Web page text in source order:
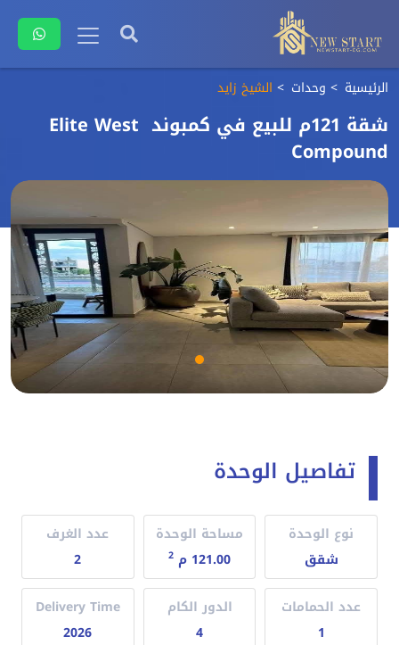
الرئيسية وحدات الشيخ زايد
شقة 121م للبيع في كمبوند Elite West
Compound
تفاصيل الوحدة
نوع الوحدة
شقق
مساحة الوحدة
121.00 م
2
عدد الغرف
2
عدد الحمامات
1
الدور الكام
4
Delivery Time
2026